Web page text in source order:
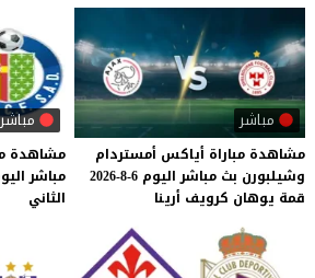
مباشر
مشاهدة مباراة أياكس أمستردام
وشيلبورن بث مباشر اليوم 6-8-2026
قمة يوهان كرويف أرينا
مباشر
مشاهدة
مباشر
الثاني